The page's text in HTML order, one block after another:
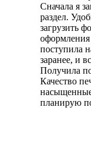
Сначала я
раздел.
загрузить
поступила
заранее, и
Получила
Качество
планирую